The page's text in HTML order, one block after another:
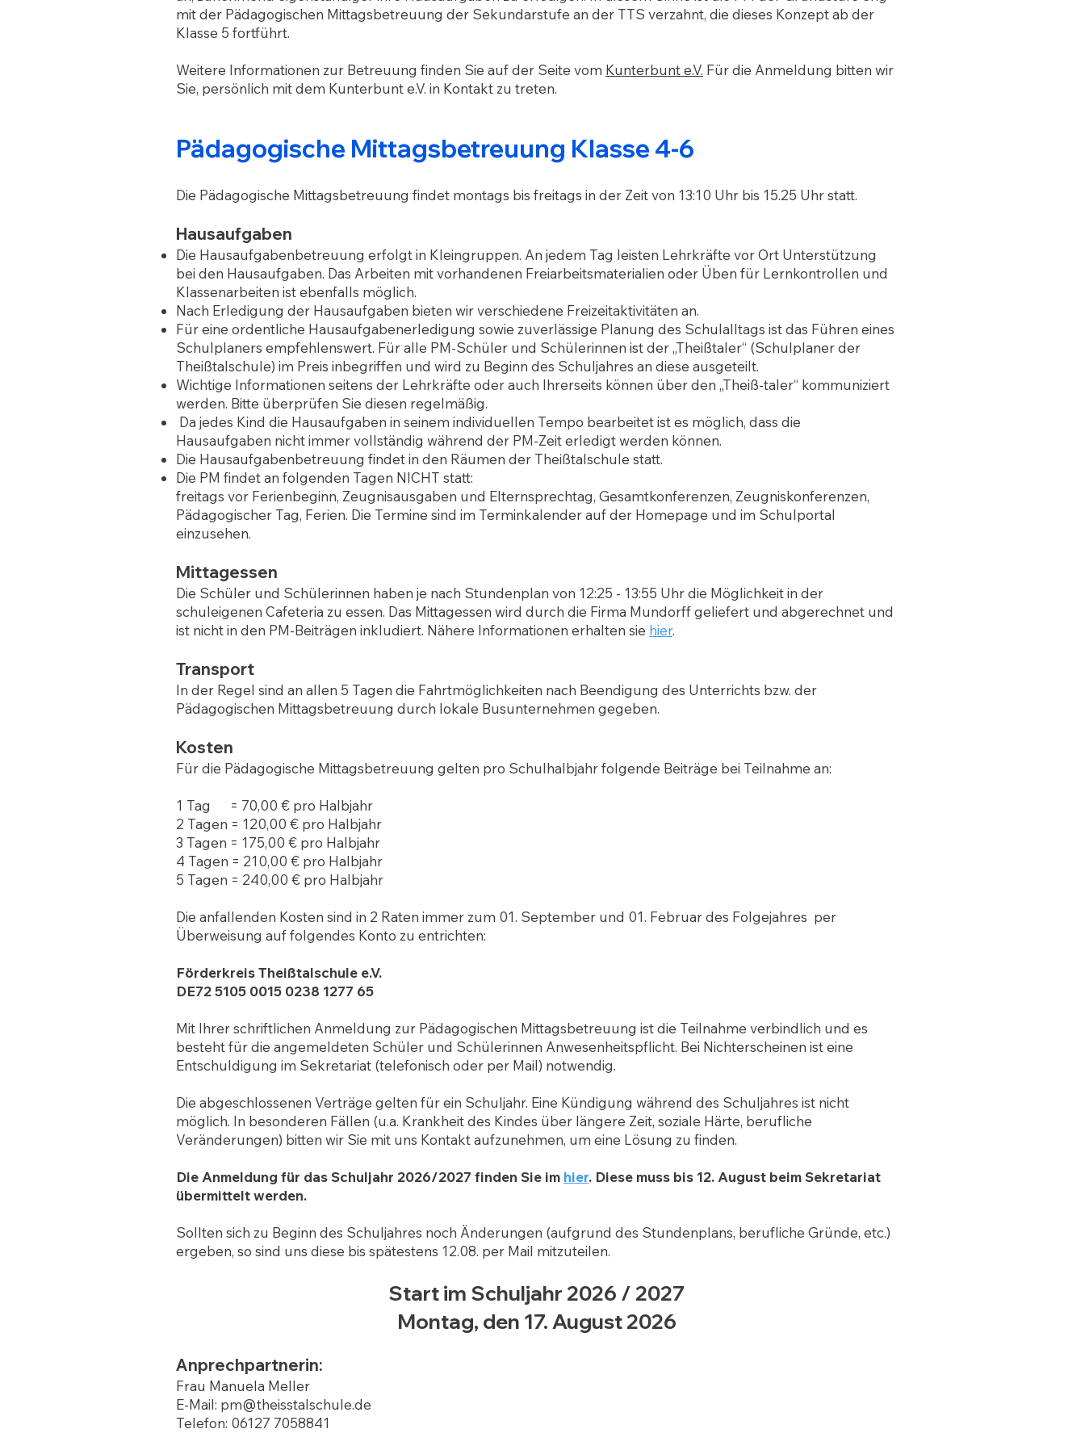
mit der Pädagogischen Mittagsbetreuung der Sekundarstufe an der TTS verzahnt, die dieses Konzept ab der
Klasse 5 fortführt.
Weitere Informationen zur Betreuung finden Sie auf der Seite vom Kunterbunt e.V. Für die Anmeldung bitten wir
Sie, persönlich mit dem Kunterbunt e.V. in Kontakt zu treten.
Pädagogische Mittagsbetreuung Klasse 4-6
Die Pädagogische Mittagsbetreuung findet montags bis freitags in der Zeit von 13:10 Uhr bis 15.25 Uhr statt.
Hausaufgaben
Die Hausaufgabenbetreuung erfolgt in Kleingruppen. An jedem Tag leisten Lehrkräfte vor Ort Unterstützung
bei den Hausaufgaben. Das Arbeiten mit vorhandenen Freiarbeitsmaterialien oder Üben für Lernkontrollen und
Klassenarbeiten ist ebenfalls möglich.
Nach Erledigung der Hausaufgaben bieten wir verschiedene Freizeitaktivitäten an.
Für eine ordentliche Hausaufgabenerledigung sowie zuverlässige Planung des Schulalltags ist das Führen eines
Schulplaners empfehlenswert. Für alle PM-Schüler und Schülerinnen ist der „Theißtaler“ (Schulplaner der
Theißtalschule) im Preis inbegriffen und wird zu Beginn des Schuljahres an diese ausgeteilt.
Wichtige Informationen seitens der Lehrkräfte oder auch Ihrerseits können über den „Theiß-taler“ kommuniziert
werden. Bitte überprüfen Sie diesen regelmäßig.
Da jedes Kind die Hausaufgaben in seinem individuellen Tempo bearbeitet ist es möglich, dass die
Hausaufgaben nicht immer vollständig während der PM-Zeit erledigt werden können.
Die Hausaufgabenbetreuung findet in den Räumen der Theißtalschule statt.
Die PM findet an folgenden Tagen NICHT statt:
freitags vor Ferienbeginn, Zeugnisausgaben und Elternsprechtag, Gesamtkonferenzen, Zeugniskonferenzen,
Pädagogischer Tag, Ferien. Die Termine sind im Terminkalenderauf der Homepage und im Schulportal
einzusehen.
Mittagessen
Die Schüler und Schülerinnen haben je nach Stundenplan von 12:25 - 13:55 Uhr die Möglichkeit in der
schuleigenen Cafeteria zu essen. Das Mittagessen wird durch die Firma Mundorff geliefert und abgerechnet und
ist nicht in den PM-Beiträgen inkludiert. Nähere Informationen erhalten sie hier.
Transport
In der Regel sind an allen 5 Tagen die Fahrtmöglichkeiten nach Beendigung des Unterrichts bzw. der
Pädagogischen Mittagsbetreuung durch lokale Busunternehmen gegeben.
Kosten
Für die Pädagogische Mittagsbetreuung gelten pro Schulhalbjahr folgende Beiträge bei Teilnahme an:
1 Tag = 70,00 € pro Halbjahr
2 Tagen = 120,00 € pro Halbjahr
3 Tagen = 175,00 € pro Halbjahr
4 Tagen = 210,00 € pro Halbjahr
5 Tagen = 240,00 € pro Halbjahr
Die anfallenden Kosten sind in 2 Raten immer zum 01. September und 01. Februar des Folgejahres per
Überweisung auf folgendes Konto zu entrichten:
Förderkreis Theißtalschule e.V.
DE72 5105 0015 0238 1277 65
Mit Ihrer schriftlichen Anmeldung zur Pädagogischen Mittagsbetreuung ist die Teilnahme verbindlich und es
besteht für die angemeldeten Schüler und Schülerinnen Anwesenheitspflicht. Bei Nichterscheinen ist eine
Entschuldigung im Sekretariat (telefonisch oder per Mail) notwendig.
Die abgeschlossenen Verträge gelten für ein Schuljahr. Eine Kündigung während des Schuljahres ist nicht
möglich. In besonderen Fällen (u.a. Krankheit des Kindes über längere Zeit, soziale Härte, berufliche
Veränderungen) bitten wir Sie mit uns Kontakt aufzunehmen, um eine Lösung zu finden.
Die Anmeldung für das Schuljahr 2026/2027 finden Sie im hier. Diese muss bis 12. August beim Sekretariat
übermittelt werden.
Sollten sich zu Beginn des Schuljahres noch Änderungen (aufgrund des Stundenplans, berufliche Gründe, etc.)
ergeben, so sind uns diese bis spätestens 12.08. per Mail mitzuteilen.
Start im Schuljahr 2026 / 2027
Montag, den 17. August 2026
Anprechpartnerin:
Frau Manuela Meller
E-Mail: pm@theisstalschule.de
Telefon: 06127 7058841